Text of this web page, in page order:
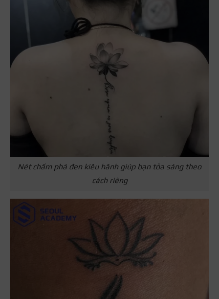
Nét chấm phá đen kiêu hãnh giúp bạn tỏa sáng theo
cách riêng